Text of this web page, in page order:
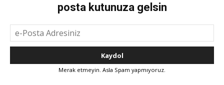
posta kutunuza gelsin
Merak etmeyin. Asla Spam yapmıyoruz.